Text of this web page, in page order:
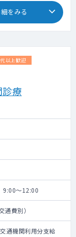
をみる
以上歓迎
療
9:00～12:00
費別）
通機関利用分支給